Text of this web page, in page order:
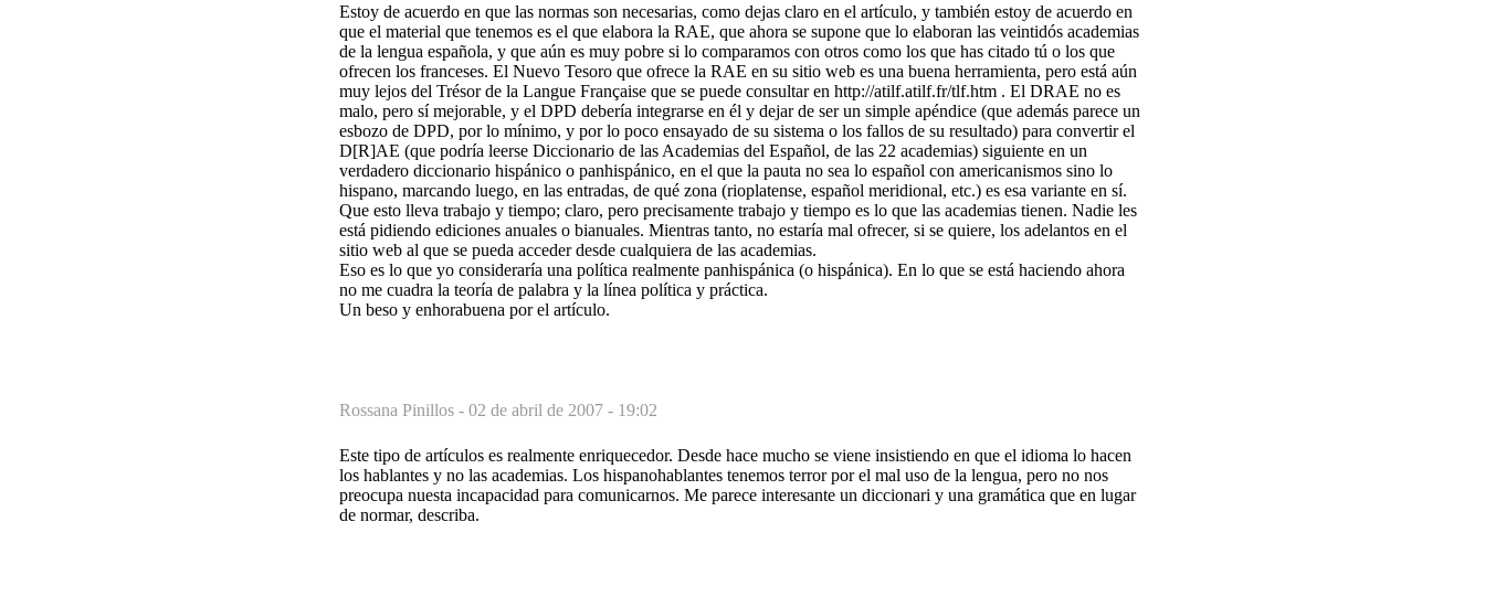
Estoy de acuerdo en que las normas son necesarias, como dejas claro en el artículo, y también estoy de acuerdo en
que el material que tenemos es el que elabora la RAE, que ahora se supone que lo elaboran las veintidós academias
de la lengua española, y que aún es muy pobre si lo comparamos con otros como los que has citado tú o los que
ofrecen los franceses. El Nuevo Tesoro que ofrece la RAE en su sitio web es una buena herramienta, pero está aún
muy lejos del Trésor de la Langue Française que se puede consultar en http://atilf.atilf.fr/tlf.htm . El DRAE no es
malo, pero sí mejorable, y el DPD debería integrarse en él y dejar de ser un simple apéndice (que además parece un
esbozo de DPD, por lo mínimo, y por lo poco ensayado de su sistema o los fallos de su resultado) para convertir el
D[R]AE (que podría leerse Diccionario de las Academias del Español, de las 22 academias) siguiente en un
verdadero diccionario hispánico o panhispánico, en el que la pauta no sea lo español con americanismos sino lo
hispano, marcando luego, en las entradas, de qué zona (rioplatense, español meridional, etc.) es esa variante en sí.
Que esto lleva trabajo y tiempo; claro, pero precisamente trabajo y tiempo es lo que las academias tienen. Nadie les
está pidiendo ediciones anuales o bianuales. Mientras tanto, no estaría mal ofrecer, si se quiere, los adelantos en el
sitio web al que se pueda acceder desde cualquiera de las academias.
Eso es lo que yo consideraría una política realmente panhispánica (o hispánica). En lo que se está haciendo ahora
no me cuadra la teoría de palabra y la línea política y práctica.
Un beso y enhorabuena por el artículo.
Rossana Pinillos - 02 de abril de 2007 - 19:02
Este tipo de artículos es realmente enriquecedor. Desde hace mucho se viene insistiendo en que el idioma lo hacen
los hablantes y no las academias. Los hispanohablantes tenemos terror por el mal uso de la lengua, pero no nos
preocupa nuesta incapacidad para comunicarnos. Me parece interesante un diccionari y una gramática que en lugar
de normar, describa.